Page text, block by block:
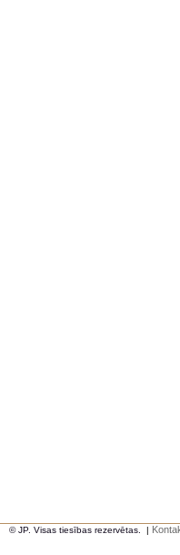
© JP. Visas tiesības rezervētas. |